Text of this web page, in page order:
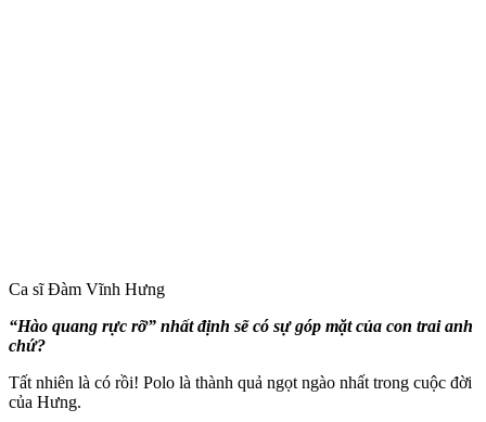
Ca sĩ Đàm Vĩnh Hưng
“Hào quang rực rỡ” nhất định sẽ có sự góp mặt của con trai anh
chứ?
Tất nhiên là có rồi! Polo là thành quả ngọt ngào nhất trong cuộc đời
của Hưng.